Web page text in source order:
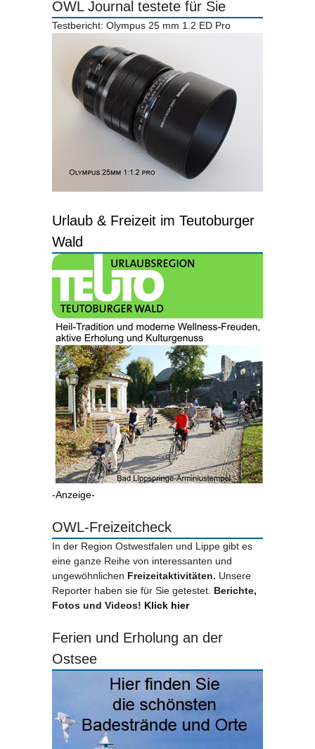
OWL Journal testete für Sie
Testbericht: Olympus 25 mm 1.2 ED Pro
Urlaub & Freizeit im Teutoburger
Wald
-Anzeige-
OWL-Freizeitcheck
In der Region Ostwestfalen und Lippe gibt es
eine ganze Reihe von interessanten und
ungewöhnlichen Freizeitaktivitäten. Unsere
Reporter haben sie für Sie getestet. Berichte,
Fotos und Videos! Klick hier
Ferien und Erholung an der
Ostsee